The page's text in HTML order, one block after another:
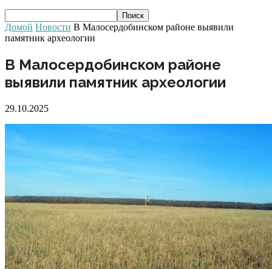
Домой Новости В Малосердобинском районе выявили
памятник археологии
В Малосердобинском районе
выявили памятник археологии
29.10.2025